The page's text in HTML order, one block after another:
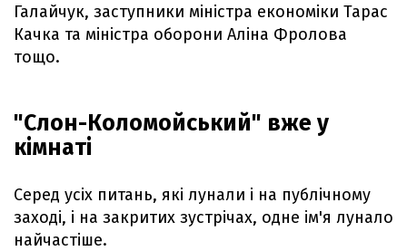
Галайчук, заступники міністра економіки Тарас
Качка та міністра оборони Аліна Фролова
тощо.
"Слон-Коломойський" вже у
кімнаті
Серед усіх питань, які лунали і на публічному
заході, і на закритих зустрічах, одне ім'я лунало
найчастіше.